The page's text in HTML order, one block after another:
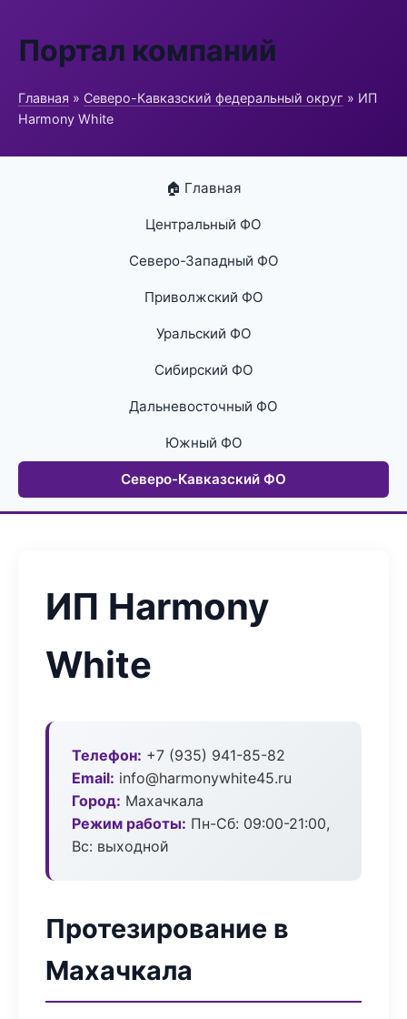
Портал компаний
Главная » Северо-Кавказский федеральный округ » ИП
Harmony White
🏠 Главная
Центральный ФО
Северо-Западный ФО
Приволжский ФО
Уральский ФО
Сибирский ФО
Дальневосточный ФО
Южный ФО
Северо-Кавказский ФО
ИП Harmony
White
Телефон: +7 (935) 941-85-82
Email: info@harmonywhite45.ru
Город: Махачкала
Режим работы: Пн-Сб: 09:00-21:00,
Вс: выходной
Протезирование в
Махачкала